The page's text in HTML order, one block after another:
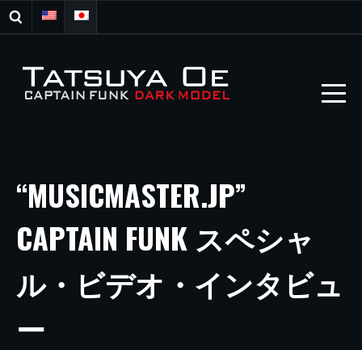
“MUSICMASTER.JP”
CAPTAIN FUNK スペシャ
ル・ビデオ・インタビュ
ー